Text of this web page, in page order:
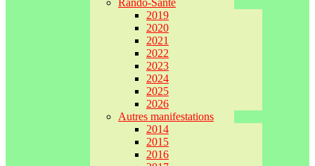
Rando-Santé
2019
2020
2021
2022
2023
2024
2025
2026
Autres manifestations
2014
2015
2016